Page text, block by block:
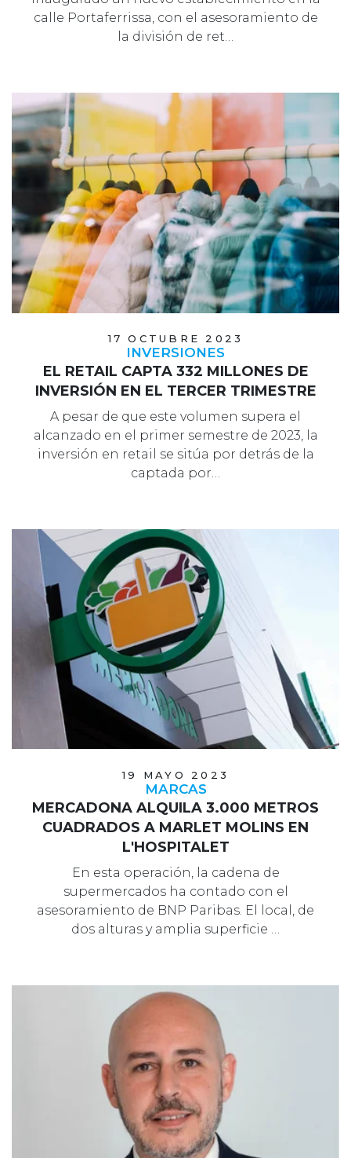
calle Portaferrissa, con el asesoramiento de
la división de ret…
17 OCTUBRE 2023
INVERSIONES
EL RETAIL CAPTA 332 MILLONES DE
INVERSIÓN EN EL TERCER TRIMESTRE
A pesar de que este volumen supera el
alcanzado en el primer semestre de 2023, la
inversión en retail se sitúa por detrás de la
captada por…
19 MAYO 2023
MARCAS
MERCADONA ALQUILA 3.000 METROS
CUADRADOS A MARLET MOLINS EN
L'HOSPITALET
En esta operación, la cadena de
supermercados ha contado con el
asesoramiento de BNP Paribas. El local, de
dos alturas y amplia superficie …